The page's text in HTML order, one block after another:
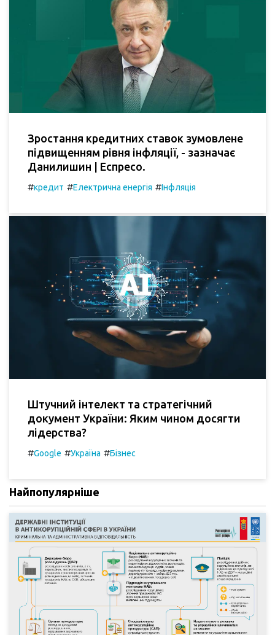
Зростання кредитних ставок зумовлене
підвищенням рівня інфляції, - зазначає
Данилишин | Еспресо.
#кредит #Електрична енергія #Інфляція
Штучний інтелект та стратегічний
документ України: Яким чином досягти
лідерства?
#Google #Україна #Бізнес
Найпопулярніше